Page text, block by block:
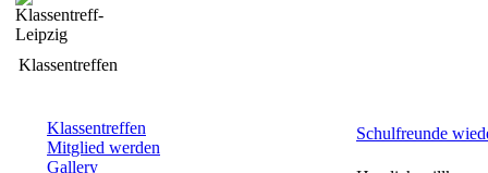
Klassentreffen
Klassentreffen
Mitglied werden
Gallery
Schulfreunde